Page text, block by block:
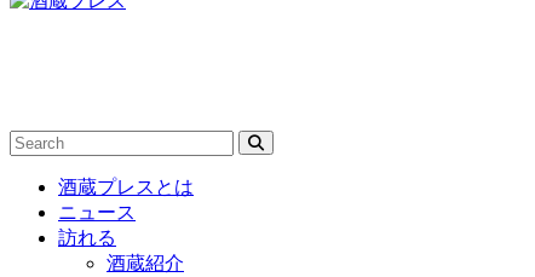
酒蔵プレスとは
ニュース
訪れる
酒蔵紹介